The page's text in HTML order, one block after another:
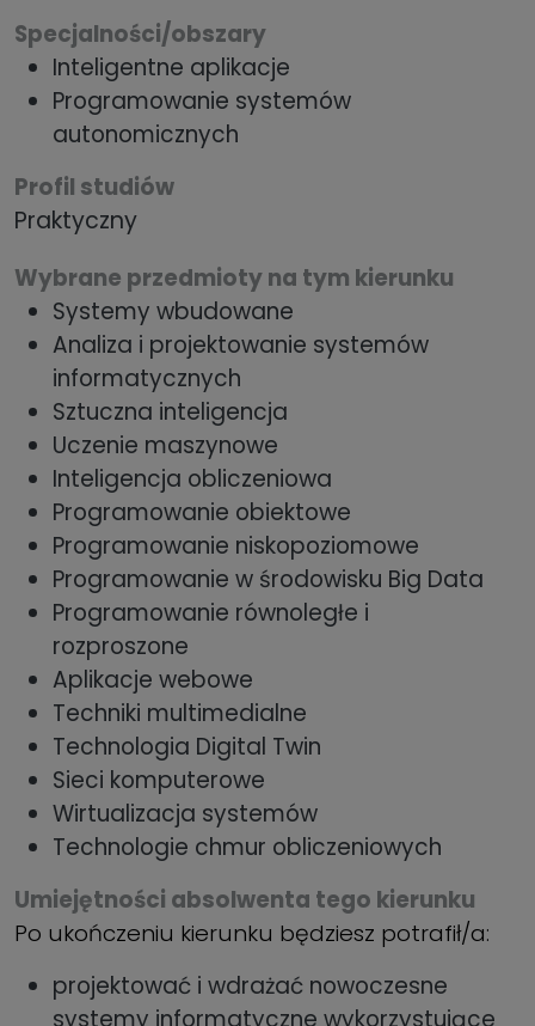
Specjalności/obszary
Inteligentne aplikacje
Programowanie systemów
autonomicznych
Profil studiów
Praktyczny
Wybrane przedmioty na tym kierunku
Systemy wbudowane
Analiza i projektowanie systemów
informatycznych
Sztuczna inteligencja
Uczenie maszynowe
Inteligencja obliczeniowa
Programowanie obiektowe
Programowanie niskopoziomowe
Programowanie w środowisku Big Data
Programowanie równoległe i
rozproszone
Aplikacje webowe
Techniki multimedialne
Technologia Digital Twin
Sieci komputerowe
Wirtualizacja systemów
Technologie chmur obliczeniowych
Umiejętności absolwenta tego kierunku
Po ukończeniu kierunku będziesz potrafił/a:
projektować i wdrażać nowoczesne